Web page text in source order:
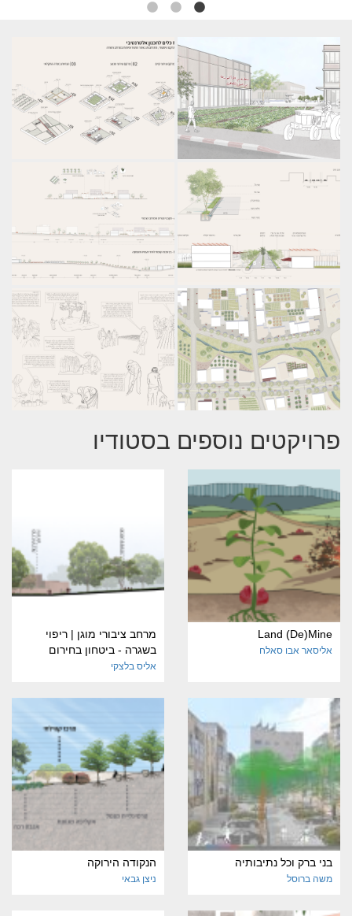
פרויקטים נוספים בסטודיו
Land (De)Mine
אליסאר אבו סאלח
מרחב ציבורי מוגן | ריפוי
בשגרה - ביטחון בחירום
אליס בלצקי
בני ברק וכל נתיבותיה
משה ברוסל
הנקודה הירוקה
ניצן גבאי